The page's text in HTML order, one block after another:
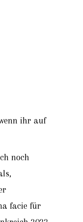
ihr auf
noch
facie für